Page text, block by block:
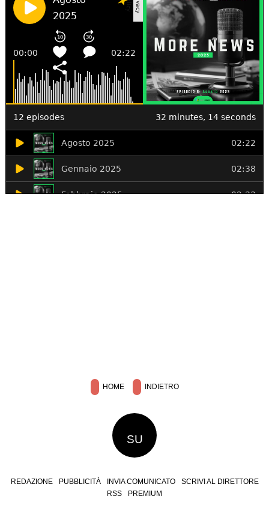
HOME INDIETRO
SU
REDAZIONE PUBBLICITÀ INVIA COMUNICATO
SCRIVI AL DIRETTORE
RSS
PREMIUM